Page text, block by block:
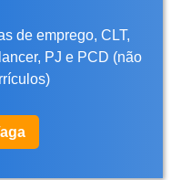
de emprego, CLT,
PJ e PCD (não